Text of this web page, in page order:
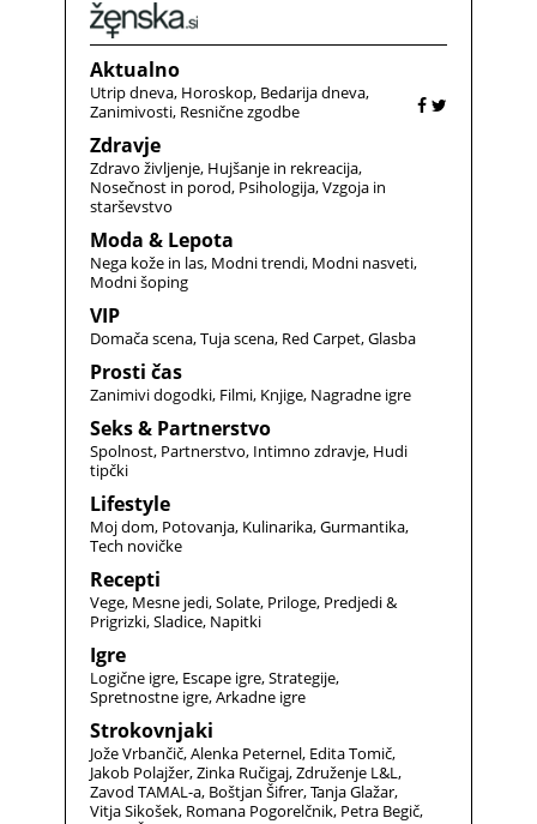
Aktualno
Utrip dneva Horoskop Bedarija dneva
Zanimivosti Resnične zgodbe
Zdravje
Zdravo življenje Hujšanje in rekreacija
Nosečnost in porod Psihologija Vzgoja in
starševstvo
Moda & Lepota
Nega kože in las Modni trendi Modni nasveti
Modni šoping
VIP
Domača scena Tuja scena Red Carpet Glasba
Prosti čas
Zanimivi dogodki Filmi Knjige Nagradne igre
Seks & Partnerstvo
Spolnost Partnerstvo Intimno zdravje Hudi
tipčki
Lifestyle
Moj dom Potovanja Kulinarika Gurmantika
Tech novičke
Recepti
Vege Mesne jedi Solate Priloge Predjedi &
Prigrizki Sladice Napitki
Igre
Logične igre Escape igre Strategije
Spretnostne igre Arkadne igre
Strokovnjaki
Jože Vrbančič Alenka Peternel Edita Tomič
Jakob Polajžer Zinka Ručigaj Združenje L&L
Zavod TAMAL-a Boštjan Šifrer Tanja Glažar
Vitja Sikošek Romana Pogorelčnik Petra Begič